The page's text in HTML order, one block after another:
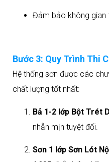
Đảm bảo không gian
Bước 3: Quy Trình Thi
Hệ thống sơn được các
chất lượng tốt nhất:
Bả 1-2 lớp Bột Trét
nhẵn mịn tuyệt đối.
Sơn 1 lớp Sơn Lót